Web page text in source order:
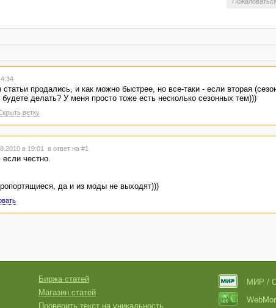
продались, и как можно быстрее, но все-таки - если вторая
делать? У меня просто тоже есть несколько сезонных тем)))
ветку
в 19:01 в ответ на #1
честно.
да и из моды не выходят)))
Биржа статей
Магазин статей
Проверить текст на уникальность
МИР /